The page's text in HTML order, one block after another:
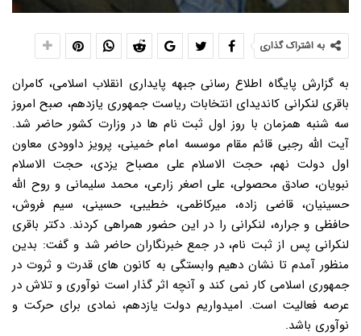
به اشتراک گذاری
به گزارش پایگاه اطلاع رسانی جبهه پایداری انقلاب اسلامی، کامران
باقری لنکرانی کاندیدای انتخابات ریاست جمهوری یازدهم، صبح امروز
سه شنبه همزمان با روز اول ثبت نام ها در وزارت کشور حاضر شد.
آیت الله رجبی قائم مقام موسسه امام خمینی، پرویز داوودی معاون
اول دولت نهم، حجت الاسلام علی مصباح یزدی، حجت الاسلام
نبویان، صادق محصولی، علی اصغر زارعی، محمد سلیمانی و روح الله
حسینیان، قاضی زاده، میرکاظمی، خطیبی، حسینی، سیم فروش،
حافظی و جراره، لنکرانی را در این حضور همراهی کردند. دکتر باقری
لنکرانی پس از ثبت نام، در جمع خبرنگاران حاضر شد و گفت: بدین
منظور آمدم تا نشان دهیم وابستگی به کانون های قدرت و ثروت در
جمهوری اسلامی کار نمی کند و آنچه اثر گذار است نوآوری و تلاش در
عرصه فعالیت است. امیدواریم دولت یازدهم، نمادی برای حرکت و
نوآوری باشد.